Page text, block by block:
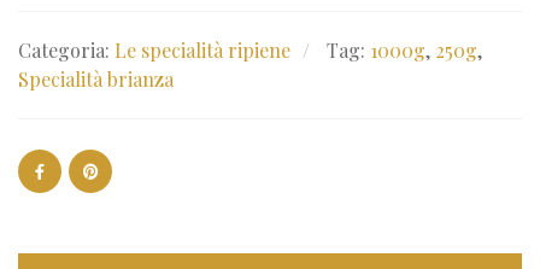
Categoria: Le specialità ripiene Tag: 1000g, 250g,
Specialità brianza